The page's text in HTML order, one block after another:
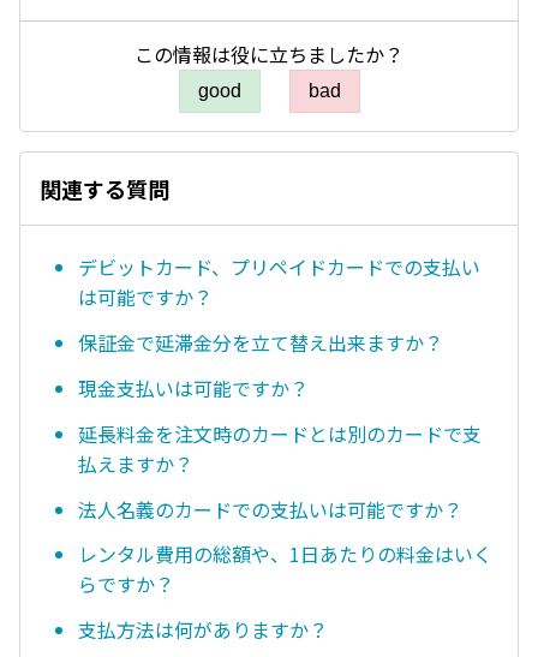
この情報は役に立ちましたか？
good bad
関連する質問
デビットカード、プリペイドカードでの支払い
は可能ですか？
保証金で延滞金分を立て替え出来ますか？
現金支払いは可能ですか？
延長料金を注文時のカードとは別のカードで支
払えますか？
法人名義のカードでの支払いは可能ですか？
レンタル費用の総額や、1日あたりの料金はいく
らですか？
支払方法は何がありますか？